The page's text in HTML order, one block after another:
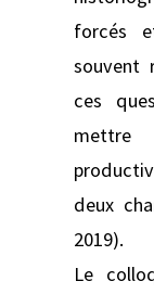
forcés
souvent
ces
mettre
deux
2019).
Le